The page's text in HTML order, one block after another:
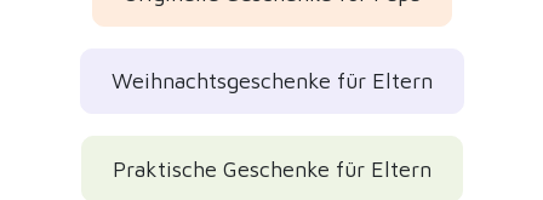
Weihnachtsgeschenke für Eltern
Praktische Geschenke für Eltern